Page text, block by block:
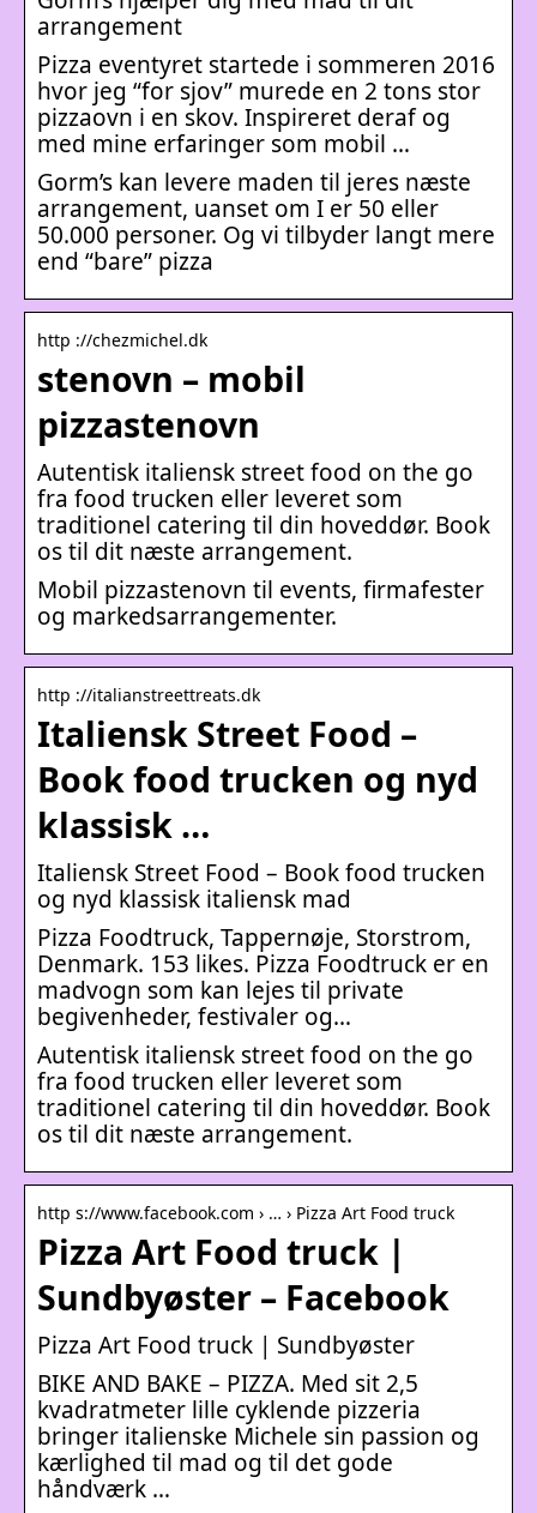
arrangement
Pizza eventyret startede i sommeren 2016
hvor jeg “for sjov” murede en 2 tons stor
pizzaovn i en skov. Inspireret deraf og
med mine erfaringer som mobil …
Gorm’s kan levere maden til jeres næste
arrangement, uanset om I er 50 eller
50.000 personer. Og vi tilbyder langt mere
end “bare” pizza
http ://chezmichel.dk
stenovn – mobil
pizzastenovn
Autentisk italiensk street food on the go
fra food trucken eller leveret som
traditionel catering til din hoveddør. Book
os til dit næste arrangement.
Mobil pizzastenovn til events, firmafester
og markedsarrangementer.
http ://italianstreettreats.dk
Italiensk Street Food –
Book food trucken og nyd
klassisk …
Italiensk Street Food – Book food trucken
og nyd klassisk italiensk mad
Pizza Foodtruck, Tappernøje, Storstrom,
Denmark. 153 likes. Pizza Foodtruck er en
madvogn som kan lejes til private
begivenheder, festivaler og…
Autentisk italiensk street food on the go
fra food trucken eller leveret som
traditionel catering til din hoveddør. Book
os til dit næste arrangement.
http s://www.facebook.com › … › Pizza Art Food truck
Pizza Art Food truck |
Sundbyøster – Facebook
Pizza Art Food truck | Sundbyøster
BIKE AND BAKE – PIZZA. Med sit 2,5
kvadratmeter lille cyklende pizzeria
bringer italienske Michele sin passion og
kærlighed til mad og til det gode
håndværk …